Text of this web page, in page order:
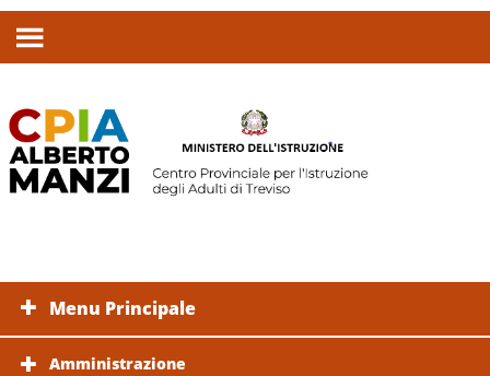
Menu Principale
Amministrazione